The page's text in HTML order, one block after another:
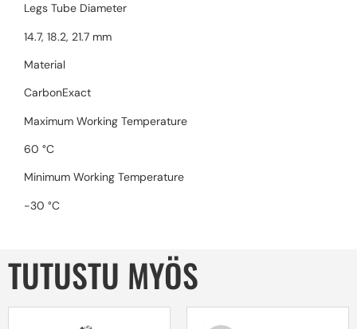
Legs Tube Diameter
14.7, 18.2, 21.7 mm
Material
CarbonExact
Maximum Working Temperature
60 °C
Minimum Working Temperature
-30 °C
TUTUSTU MYÖS